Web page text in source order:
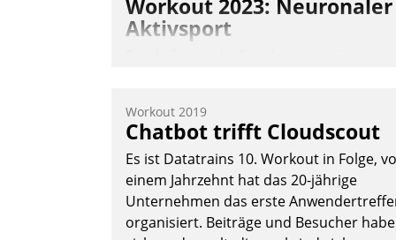
Workout 2023: Neuronaler
Aktivsport
Vernetzungsideen fürs Quartier.
Dazwischen zeigte Datatrain, was es
Neues zu bieten hat.
Workout 2019
Chatbot trifft Cloudscout
Es ist Datatrains 10. Workout in Folge,
einem Jahrzehnt hat das 20-jährige
Unternehmen das erste
organisiert. Beiträge und Besucher